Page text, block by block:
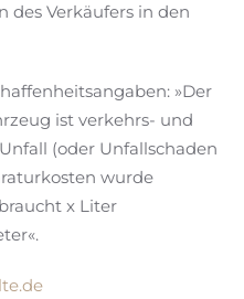
Verkäufers in den
»Der
ist verkehrs- und
(oder Unfallschaden
wurde
x Liter